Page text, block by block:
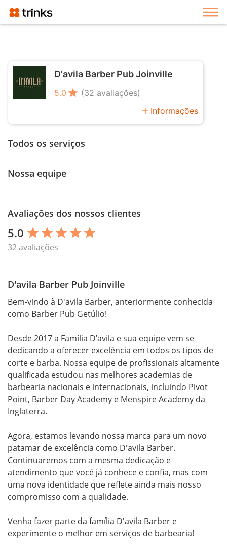
D'avila Barber Pub Joinville
5.0 star (32 avaliações)
add Informações
Todos os serviços
Nossa equipe
Avaliações dos nossos clientes
5.0 star star star star star
32 avaliações
D'avila Barber Pub Joinville
Bem-vindo à D'avila Barber, anteriormente conhecida
como Barber Pub Getúlio!
Desde 2017 a Família D’avila e sua equipe vem se
dedicando a oferecer excelência em todos os tipos de
corte e barba. Nossa equipe de profissionais altamente
qualificada estudou nas melhores academias de
barbearia nacionais e internacionais, incluindo Pivot
Point, Barber Day Academy e Menspire Academy da
Inglaterra.
Agora, estamos levando nossa marca para um novo
patamar de excelência como D'avila Barber.
Continuaremos com a mesma dedicação e
atendimento que você já conhece e confia, mas com
uma nova identidade que reflete ainda mais nosso
compromisso com a qualidade.
Venha fazer parte da família D'avila Barber e
experimente o melhor em serviços de barbearia!